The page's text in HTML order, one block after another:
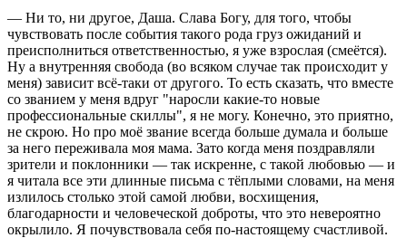
— Ни то, ни другое, Даша. Слава Богу, для того, чтобы
чувствовать после события такого рода груз ожиданий и
преисполниться ответственностью, я уже взрослая (смеётся).
Ну а внутренняя свобода (во всяком случае так происходит у
меня) зависит всё-таки от другого. То есть сказать, что вместе
со званием у меня вдруг "наросли какие-то новые
профессиональные скиллы", я не могу. Конечно, это приятно,
не скрою. Но про моё звание всегда больше думала и больше
за него переживала моя мама. Зато когда меня поздравляли
зрители и поклонники — так искренне, с такой любовью — и
я читала все эти длинные письма с тёплыми словами, на меня
излилось столько этой самой любви, восхищения,
благодарности и человеческой доброты, что это невероятно
окрылило. Я почувствовала себя по-настоящему счастливой.